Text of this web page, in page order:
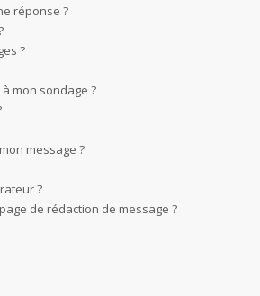
réponse ?
?
mon sondage ?
message ?
?
de rédaction de message ?